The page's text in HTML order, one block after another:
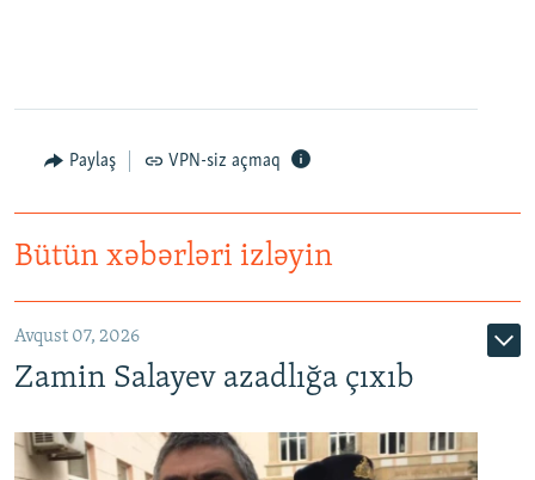
Paylaş VPN-siz açmaq
Bütün xəbərləri izləyin
Avqust 07, 2026
Zamin Salayev azadlığa çıxıb